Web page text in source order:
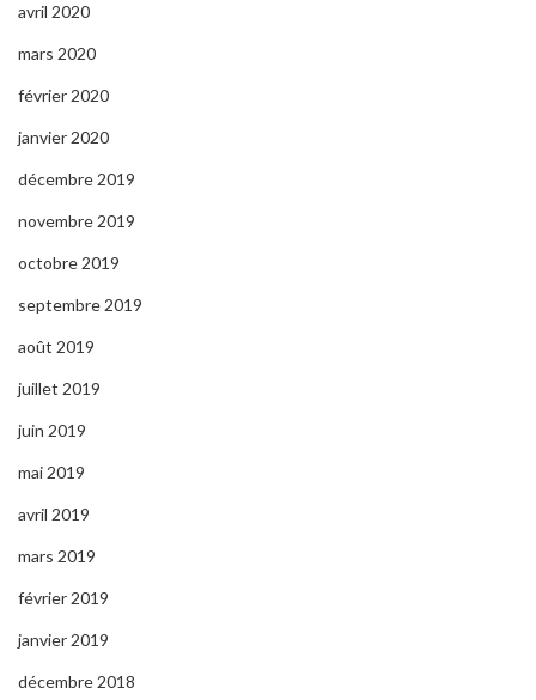
avril 2020
mars 2020
février 2020
janvier 2020
décembre 2019
novembre 2019
octobre 2019
septembre 2019
août 2019
juillet 2019
juin 2019
mai 2019
avril 2019
mars 2019
février 2019
janvier 2019
décembre 2018